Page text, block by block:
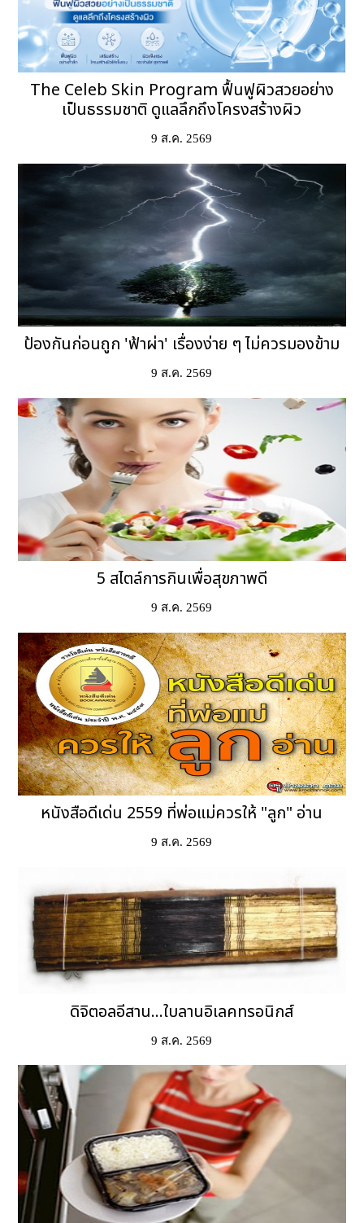
The Celeb Skin Program ฟื้นฟูผิวสวยอย่าง
เป็นธรรมชาติ ดูแลลึกถึงโครงสร้างผิว
9 ส.ค. 2569
ป้องกันก่อนถูก 'ฟ้าผ่า' เรื่องง่าย ๆ ไม่ควรมองข้าม
9 ส.ค. 2569
5 สไตล์การกินเพื่อสุขภาพดี
9 ส.ค. 2569
หนังสือดีเด่น 2559 ที่พ่อแม่ควรให้ "ลูก" อ่าน
9 ส.ค. 2569
ดิจิตอลอีสาน...ใบลานอิเลคทรอนิกส์
9 ส.ค. 2569